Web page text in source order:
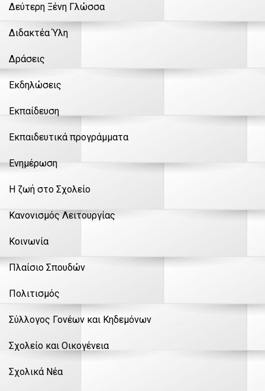
Δεύτερη Ξένη Γλώσσα
Διδακτέα Ύλη
Δράσεις
Εκδηλώσεις
Εκπαίδευση
Εκπαιδευτικά προγράμματα
Ενημέρωση
Η ζωή στο Σχολείο
Κανονισμός Λειτουργίας
Κοινωνία
Πλαίσιο Σπουδών
Πολιτισμός
Σύλλογος Γονέων και Κηδεμόνων
Σχολείο και Οικογένεια
Σχολικά Νέα